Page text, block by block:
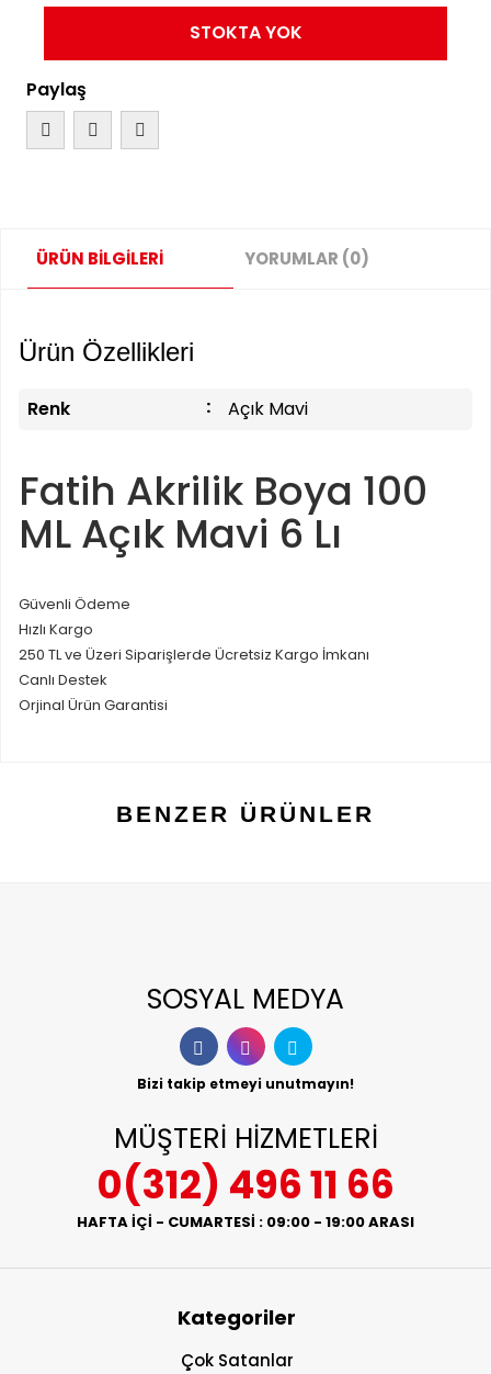
STOKTA YOK
Paylaş
ÜRÜN BİLGİLERİ YORUMLAR (0)
Ürün Özellikleri
Renk Açık Mavi
Fatih Akrilik Boya 100
ML Açık Mavi 6 Lı
Güvenli Ödeme
Hızlı Kargo
250 TL ve Üzeri Siparişlerde Ücretsiz Kargo İmkanı
Canlı Destek
Orjinal Ürün Garantisi
BENZER ÜRÜNLER
SOSYAL MEDYA
Bizi takip etmeyi unutmayın!
MÜŞTERİ HİZMETLERİ
0(312) 496 11 66
HAFTA İÇİ - CUMARTESİ : 09:00 - 19:00 ARASI
Kategoriler
Çok Satanlar